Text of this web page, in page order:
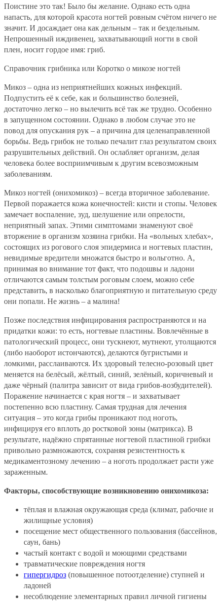
Поистине это так! Было бы желание. Однако есть одна
напасть, для которой красота ногтей ровным счётом ничего не
значит. И досаждает она как дельным – так и бездельным.
Непрошенный иждивенец, захватывающий ногти в свой
плен, носит гордое имя: гриб.
Справочник грибника или Коротко о микозе ногтей
Микоз – одна из неприятнейших кожных инфекций.
Подпустить её к себе, как и большинство болезней,
достаточно легко – но вылечить всё так же трудно. Особенно
в запущенном состоянии. Однако в любом случае это не
повод для опускания рук – а причина для целенаправленной
борьбы. Ведь грибок не только печалит глаз результатом своих
разрушительных действий. Он ослабляет организм, делая
человека более восприимчивым к другим всевозможным
заболеваниям.
Микоз ногтей (онихомикоз) – всегда вторичное заболевание.
Первой поражается кожа конечностей: кисти и стопы. Человек
замечает воспаление, зуд, шелушение или опрелости,
неприятный запах. Этими симптомами знаменуют своё
вторжение в организм хозяина грибки. На «вольных хлебах»,
состоящих из рогового слоя эпидермиса и ногтевых пластин,
невидимые вредители множатся быстро и вольготно. А,
принимая во внимание тот факт, что подошвы и ладони
отличаются самым толстым роговым слоем, можно себе
представить, в насколько благоприятную и питательную среду
они попали. Не жизнь – а малина!
Позже последствия инфицирования распространяются и на
придатки кожи: то есть, ногтевые пластины. Вовлечённые в
патологический процесс, они тускнеют, мутнеют, утолщаются
(либо наоборот истончаются), делаются бугристыми и
ломкими, расслаиваются. Их здоровый телесно-розовый цвет
меняется на белёсый, жёлтый, синий, зелёный, коричневый и
даже чёрный (палитра зависит от вида грибов-возбудителей).
Поражение начинается с края ногтя – и захватывает
постепенно всю пластину. Самая трудная для лечения
ситуация – это когда грибы проникают под ноготь,
инфицируя его вплоть до ростковой зоны (матрикса). В
результате, надёжно спрятанные ногтевой пластиной грибки
привольно размножаются, сохраняя резистентность к
медикаментозному лечению – а ноготь продолжает расти уже
зараженным.
Факторы, способствующие возникновению онихомикоза:
тёплая и влажная окружающая среда (климат, рабочие и
жилищные условия)
посещение мест общественного пользования (бассейнов,
саун, бань)
частый контакт с водой и моющими средствами
травматические повреждения ногтя
гипергидроз (повышенное потоотделение) ступней и
ладоней
несоблюдение элементарных правил личной гигиены